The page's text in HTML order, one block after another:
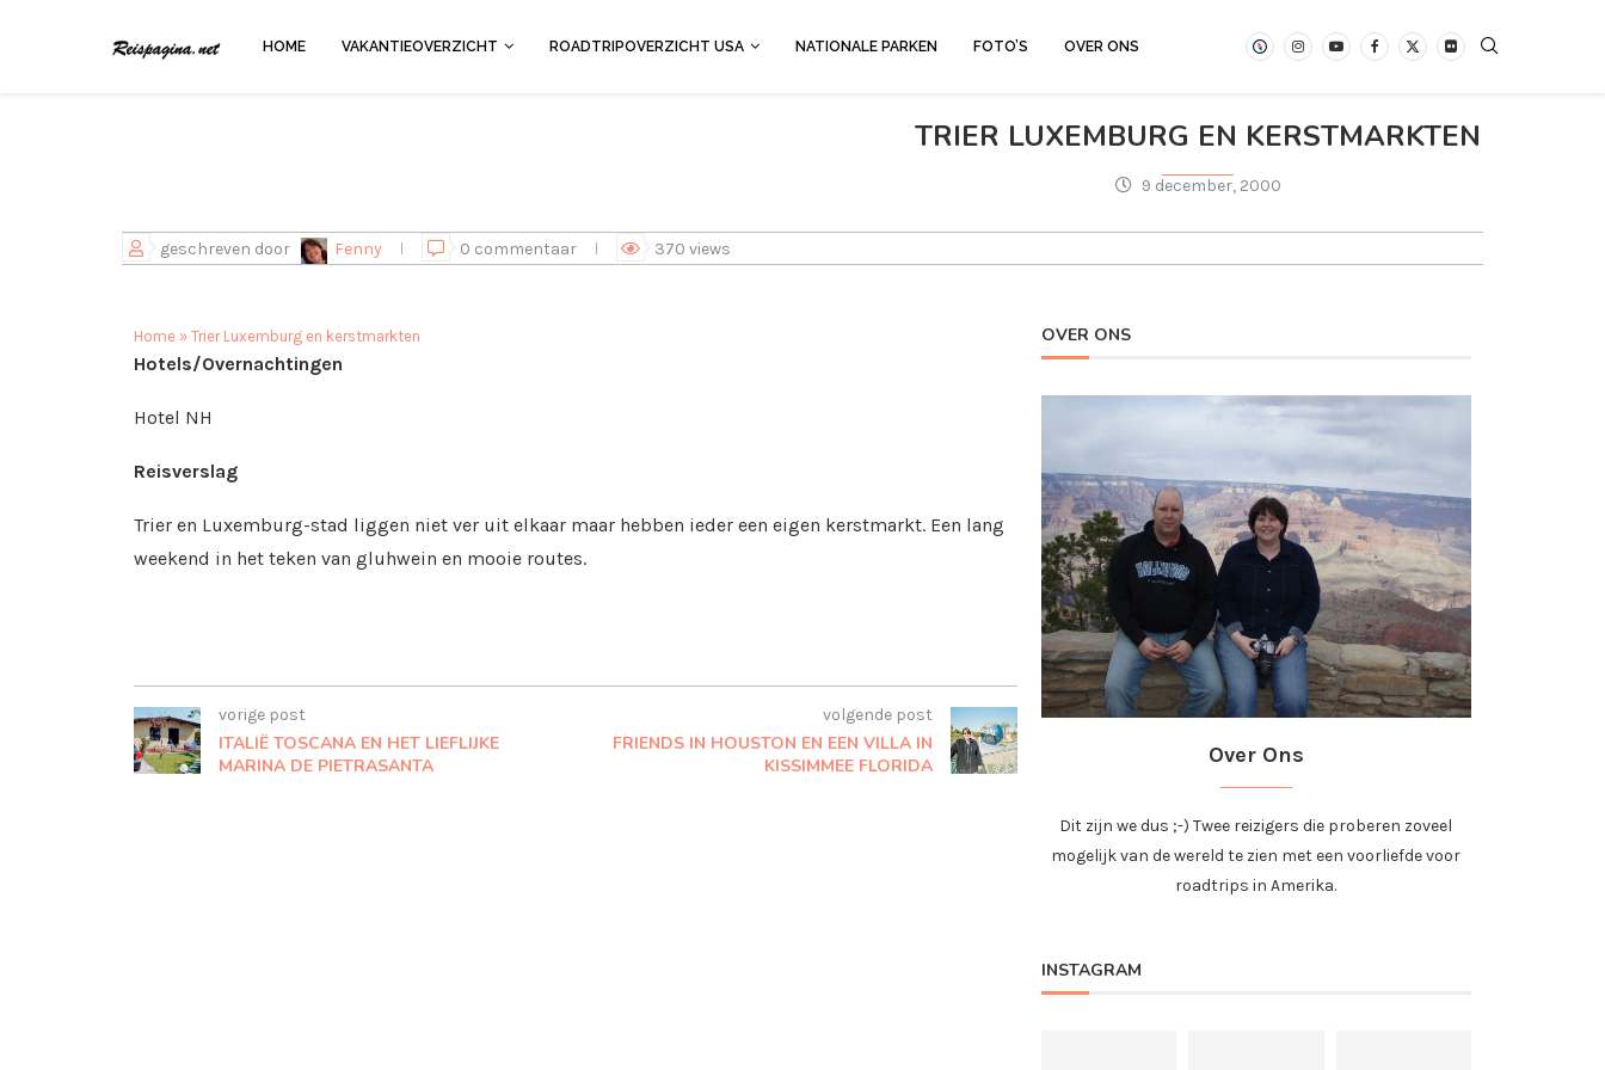
HOME VAKANTIEOVERZICHT ROADTRIPOVERZICHT USA NATIONALE PARKEN FOTO’S OVER ONS
TRIER LUXEMBURG EN KERSTMARKTEN
9 december, 2000
geschreven door Fenny 0 commentaar 370 views
Home » Trier Luxemburg en kerstmarkten
Hotels/Overnachtingen
Hotel NH
Reisverslag
Trier en Luxemburg-stad liggen niet ver uit elkaar maar hebben ieder een eigen kerstmarkt. Een lang
weekend in het teken van gluhwein en mooie routes.
vorige post
ITALIË TOSCANA EN HET LIEFLIJKE
MARINA DE PIETRASANTA
volgende post
FRIENDS IN HOUSTON EN EEN VILLA IN
KISSIMMEE FLORIDA
OVER ONS
Over Ons
Dit zijn we dus ;-) Twee reizigers die proberen zoveel
mogelijk van de wereld te zien met een voorliefde voor
roadtrips in Amerika.
INSTAGRAM